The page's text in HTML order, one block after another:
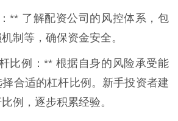
** 了解配资公司的风控体系，包
制等，确保资金安全。
比例：** 根据自身的风险承受能
合适的杠杆比例。新手投资者建
例，逐步积累经验。